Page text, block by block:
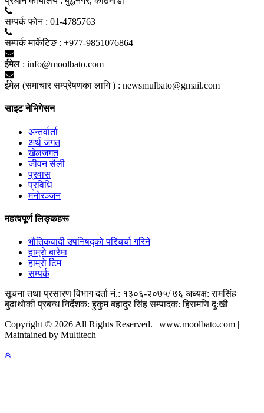
सम्पर्क फाेन : 01-4785763
सम्पर्क मार्केटिङ : +977-9851076864
ईमेल : info@moolbato.com
ईमेल (समाचार सम्प्रेषणका लागि ) : newsmulbato@gmail.com
साइट नेभिगेसन
अन्तर्वार्ता
अर्थ जगत
खेलजगत
जीवन सैली
प्रवास
प्रविधि
मनोरञ्जन
महत्वपूर्ण लिङ्कहरू
भाैतिकवादी उपनिषद्काे परिचर्चा गरिने
हाम्राे बारेमा
हाम्राे टिम
सम्पर्क
सूचना तथा प्रसारण विभाग दर्ता नं.: १३०६-२०७५/ ७६ अध्यक्ष: रामसिंह
बुढाथाेकी प्रबन्ध निर्देशक: हुकुम बहादुर सिंह सम्पादक: हिरामणि दु:खी
Copyright © 2026 All Rights Reserved. | www.moolbato.com |
Maintained by Multitech